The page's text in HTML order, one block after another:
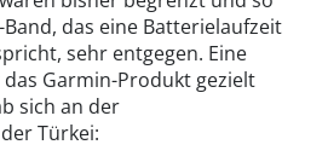
das eine Batterielaufzeit
sehr entgegen. Eine
Garmin-Produkt gezielt
sich an der
Türkei: